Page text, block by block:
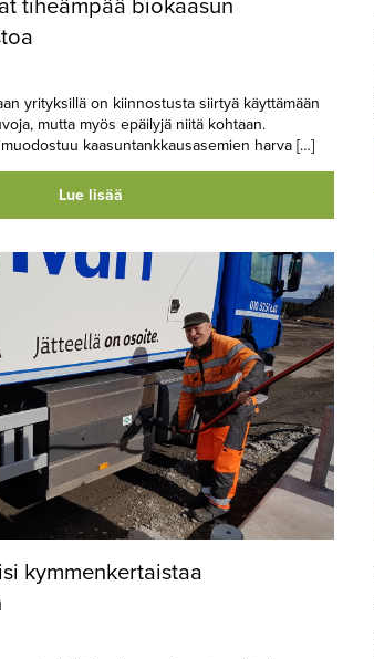
tiheämpää biokaasun
yrityksillä on kiinnostusta siirtyä käyttämään
mutta myös epäilyjä niitä kohtaan.
kaasuntankkausasemien harva […]
Lue lisää
kymmenkertaistaa